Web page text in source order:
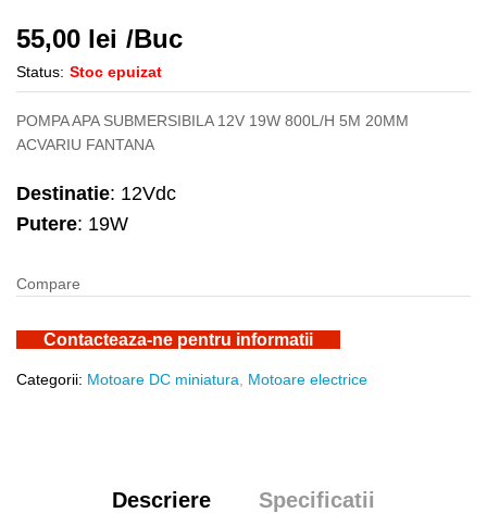
55,00 lei /Buc
Status: Stoc epuizat
POMPA APA SUBMERSIBILA 12V 19W 800L/H 5M 20MM
ACVARIU FANTANA
Destinatie: 12Vdc
Putere: 19W
Compare
Contacteaza-ne pentru informatii
Categorii: Motoare DC miniatura Motoare electrice
Descriere Specificatii